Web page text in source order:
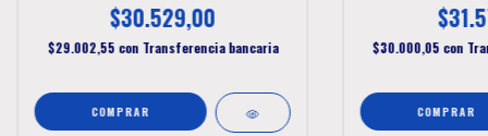
$30.529,00
$29.002,55 con Transferencia bancaria $30.000,05 con